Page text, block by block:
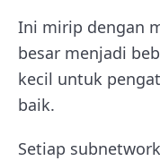
Ini mirip dengan
besar menjadi
kecil untuk
baik.
Setiap